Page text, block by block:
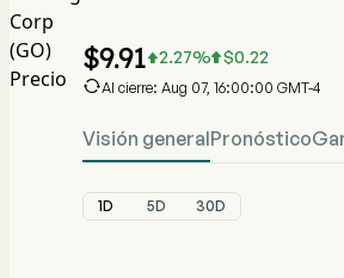
Corp
(GO)
Precio
$9.912.27% $0.22
Al cierre: Aug 07, 16:00:00 GMT-4
Visión generalPronóstico
1D 5D 30D